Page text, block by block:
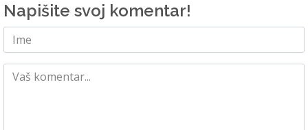
Napišite svoj komentar!